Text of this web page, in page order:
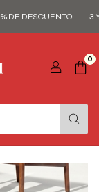
DESCUENTO 3 Y 6
0